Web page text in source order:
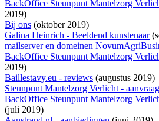
BackOffice Steunpunt Mantelzorg
2019)
Bij ons (oktober 2019)
Galina Heinrich - Beeldend kunstenaar
mailserver en domeinen
BackOffice Steunpunt Mantelzorg
2019)
Baillestavy.eu - reviews (augustus 2019)
Steunpunt Mantelzorg Verlicht -
BackOffice Steunpunt Mantelzorg
(juli 2019)